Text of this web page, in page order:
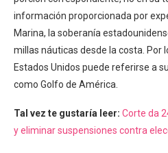
información proporcionada por
Marina, la soberanía
millas náuticas desde la costa. Por
Estados Unidos puede referirse a
como Golfo de América.
Tal vez te gustaría leer: Corte da
y eliminar suspensiones contra